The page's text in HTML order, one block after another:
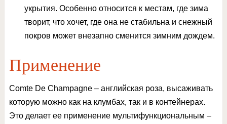
укрытия. Особенно относится к местам, где зима
творит, что хочет, где она не стабильна и снежный
покров может внезапно сменится зимним дождем.
Применение
Comte De Champagne – английская роза, высаживать
которую можно как на клумбах, так и в контейнерах.
Это делает ее применение мультифункциональным –